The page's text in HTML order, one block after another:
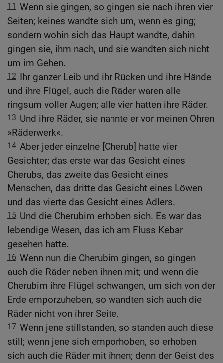
11 Wenn sie gingen, so gingen sie nach ihren vier
Seiten; keines wandte sich um, wenn es ging;
sondern wohin sich das Haupt wandte, dahin
gingen sie, ihm nach, und sie wandten sich nicht
um im Gehen.
12 Ihr ganzer Leib und ihr Rücken und ihre Hände
und ihre Flügel, auch die Räder waren alle
ringsum voller Augen; alle vier hatten ihre Räder.
13 Und ihre Räder, sie nannte er vor meinen Ohren
»Räderwerk«.
14 Aber jeder einzelne [Cherub] hatte vier
Gesichter; das erste war das Gesicht eines
Cherubs, das zweite das Gesicht eines
Menschen, das dritte das Gesicht eines Löwen
und das vierte das Gesicht eines Adlers.
15 Und die Cherubim erhoben sich. Es war das
lebendige Wesen, das ich am Fluss Kebar
gesehen hatte.
16 Wenn nun die Cherubim gingen, so gingen
auch die Räder neben ihnen mit; und wenn die
Cherubim ihre Flügel schwangen, um sich von der
Erde emporzuheben, so wandten sich auch die
Räder nicht von ihrer Seite.
17 Wenn jene stillstanden, so standen auch diese
still; wenn jene sich emporhoben, so erhoben
sich auch die Räder mit ihnen; denn der Geist des